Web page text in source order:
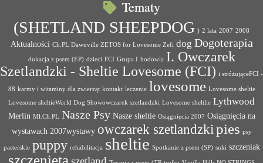
Tematy
(SHETLAND SHEEPDOG ) 2 lata 2007 2008
Aktualności Ch.PL Dawnville ZETOS for Lovesome Zefi dog Dogoterapia
dukacja z psem (EP) dzieci FCI Grupa I hodowla I. Owczarek
Szetlandzki - Sheltie Lovesome (FCI) i stróżująceFCI -
88 karmy i witaminy dla zwierząt kontakt leczenie lovesome Lovesome sheltie
Lovesome sheltieWorld Dog Showowczarek szetlandzki Lovesome sheltlie Lythwood
Merlin Mł.Ch.PL Nasze Psy Nasze sheltie Osiągnięcia 2007 Osiągnięcia na
wystawach 2007wystawy owczarek szetlandzkipies psy
pasterskie puppy rehabilitacja sheltie Spotkanie z psem (SP) suki szczeniak